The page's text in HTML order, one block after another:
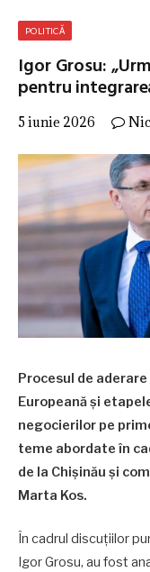
POLITICĂ
Igor Grosu:
pentru
5 iunie 2026
Procesul de
Europeană și
negocierilor pe
teme abordate în
de la Chișinău și
Marta Kos.
În cadrul discuțiilor
Igor Grosu, au fost